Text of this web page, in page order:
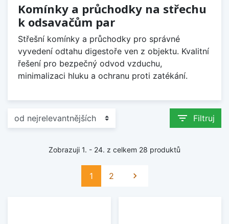
Komínky a průchodky na střechu
k odsavačům par
Střešní komínky a průchodky pro správné
vyvedení odtahu digestoře ven z objektu. Kvalitní
řešení pro bezpečný odvod vzduchu,
minimalizaci hluku a ochranu proti zatékání.
filter_list Filtruj
Zobrazuji 1. - 24. z celkem 28 produktů
1 2 Další
